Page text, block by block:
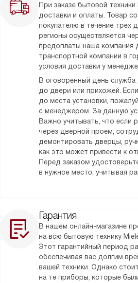
При заказе бытовой
доставки и оплаты. Товар
покупателю в течение трех
регионы осуществляется
предоплаты наша компания
транспортной компании в
условия доставки у
В оговоренный день
до двери или прихожей.
до места установки,
с менеджером. За данную
Важно учитывать, что если
через дверной проем,
демонтировать дверцы,
как это может привести к
Перед заказом
в нужное место, учитывая
Гарантия
В нашем онлайн-магазине
на всю бытовую технику
Этот гарантийный период
обеспечивая вас долгим
вашей техники. Однако
на те приборы, которые